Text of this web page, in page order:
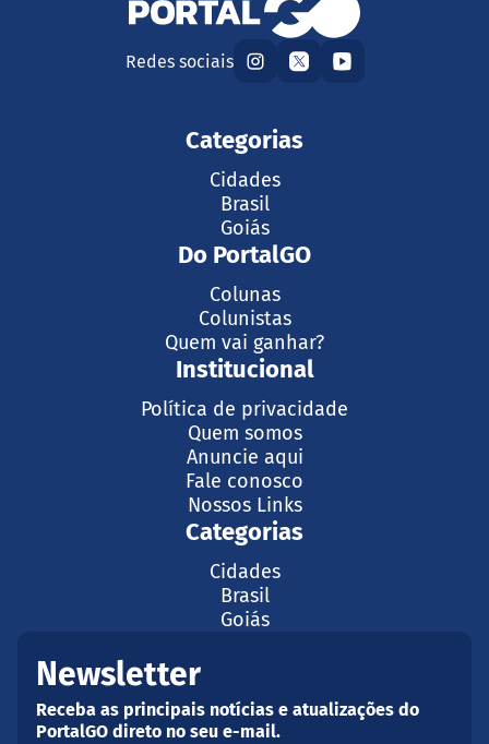
Redes sociais
Categorias
Cidades
Brasil
Goiás
Do PortalGO
Colunas
Colunistas
Quem vai ganhar?
Institucional
Política de privacidade
Quem somos
Anuncie aqui
Fale conosco
Nossos Links
Categorias
Cidades
Brasil
Goiás
Newsletter
Receba as principais notícias e atualizações do
PortalGO direto no seu e-mail.